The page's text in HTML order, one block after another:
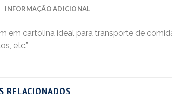
INFORMAÇÃO ADICIONAL
em cartolina ideal para transporte de
etc.”
RELACIONADOS